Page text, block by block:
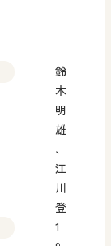
鈴
木
明
雄
、
江
川
登
1